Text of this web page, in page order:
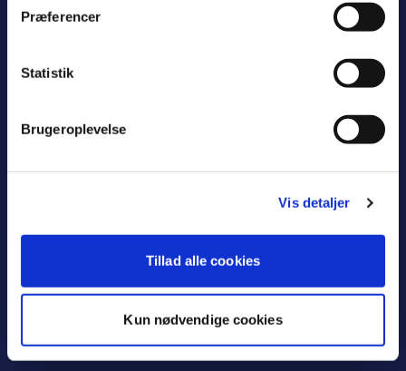
Præferencer
Statistik
Brugeroplevelse
Vis detaljer
Tillad alle cookies
Kun nødvendige cookies
2840 Holte
Cookiepolitik
Tilgængelighedserklæring
Guide: Planlæg et arrangement i
Rudersdal